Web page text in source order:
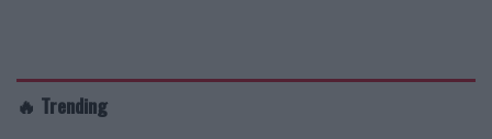
🔥 Trending